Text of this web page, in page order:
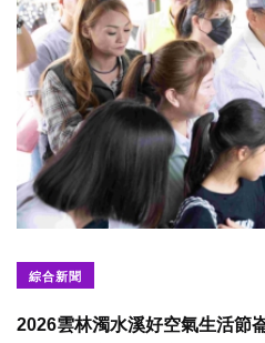
綜合新聞
2026雲林濁水溪好空氣生活節